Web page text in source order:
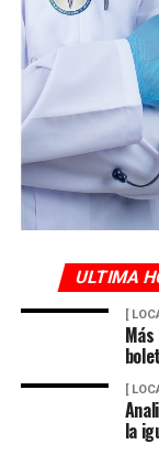
ULTIMA
[
[
la